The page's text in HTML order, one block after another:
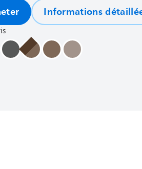
Informations